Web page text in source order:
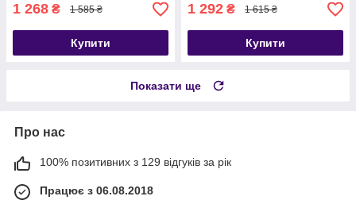
1 268 ₴ 1 585 ₴
Купити
1 292 ₴ 1 615 ₴
Купити
Показати ще
Про нас
100% позитивних з 129 відгуків за рік
Працює з 06.08.2018